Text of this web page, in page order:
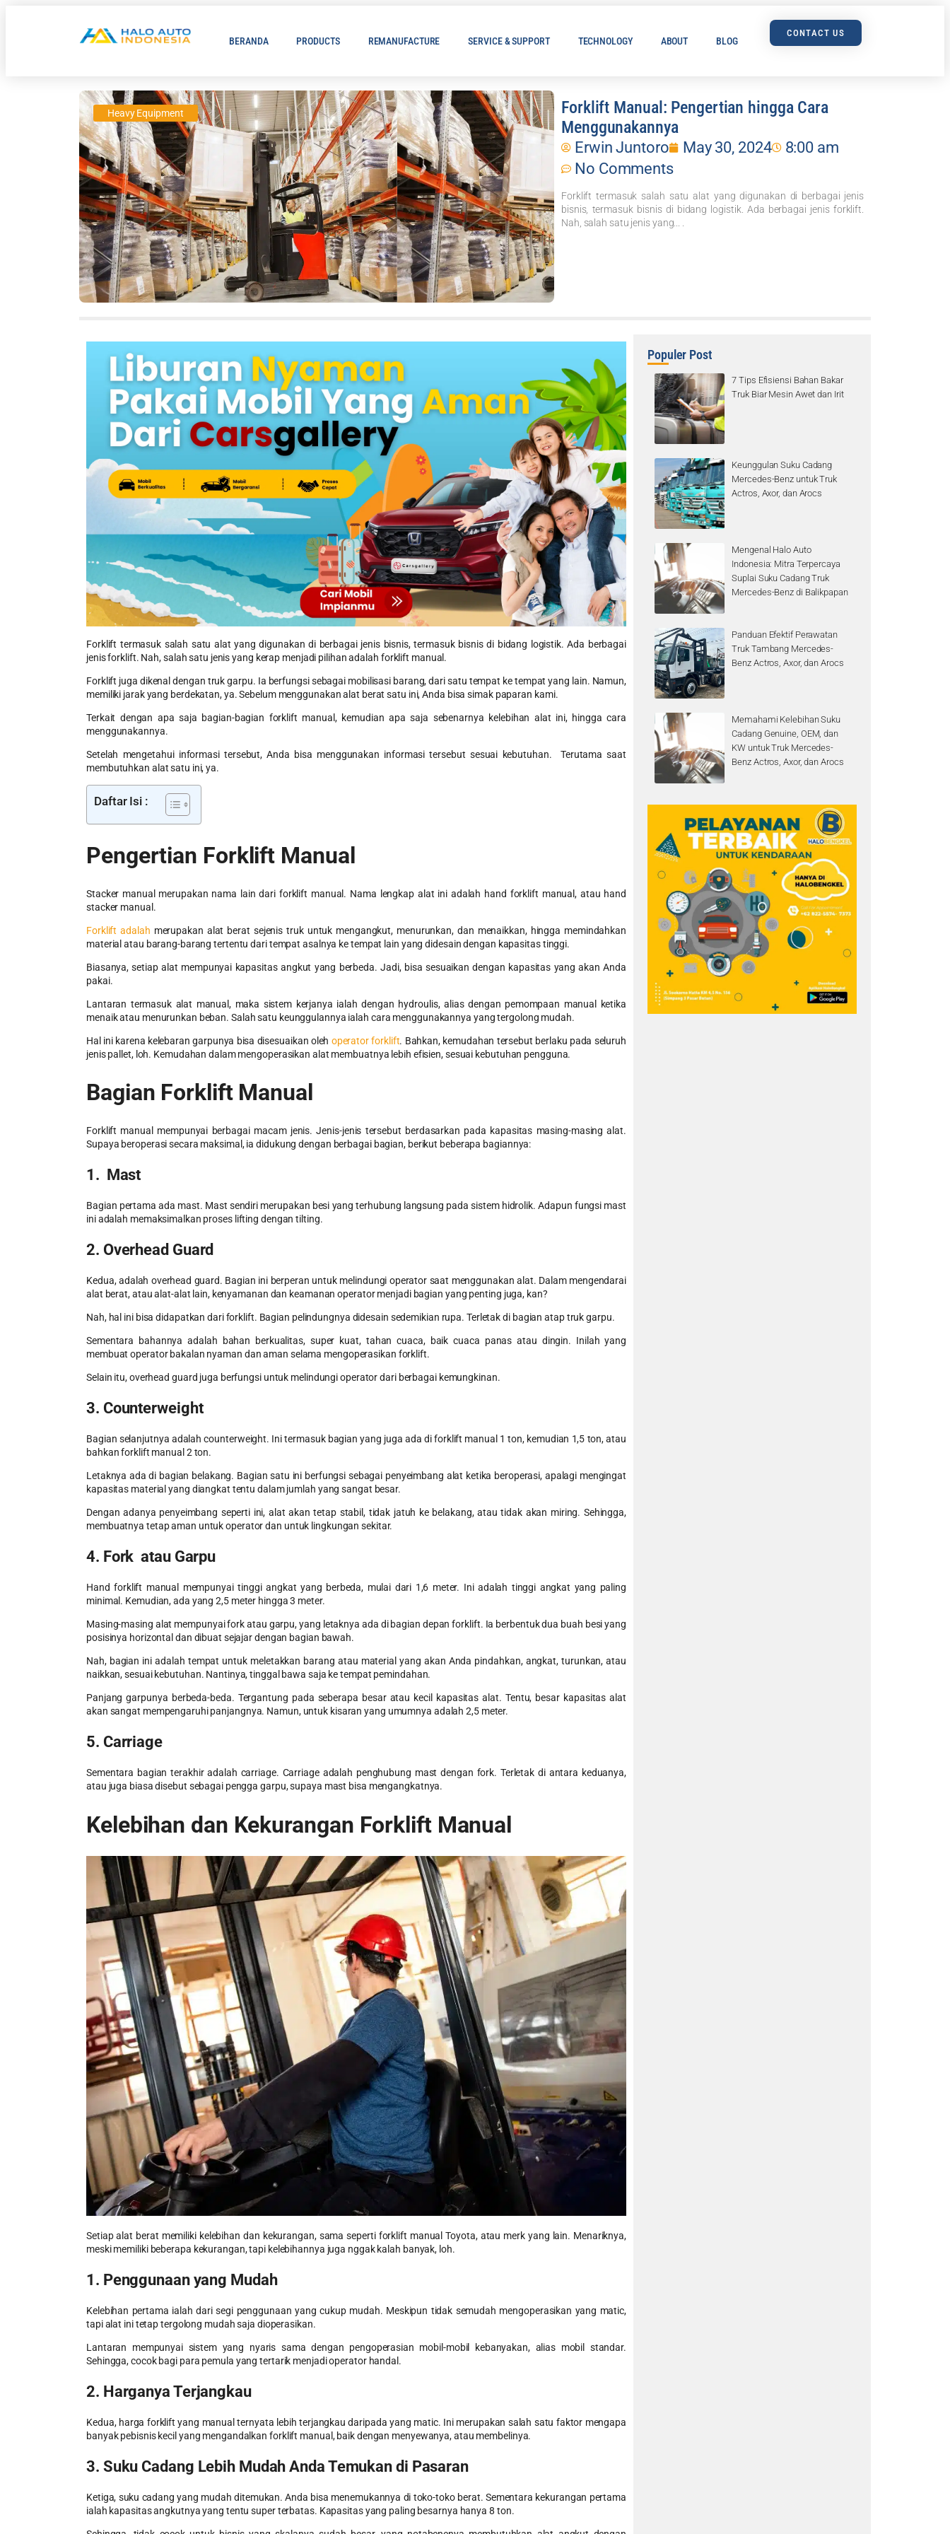
BERANDA PRODUCTS REMANUFACTURE SERVICE & SUPPORT TECHNOLOGY ABOUT BLOG
CONTACT US
Heavy Equipment
Forklift Manual: Pengertian hingga Cara
Menggunakannya
Erwin Juntoro May 30, 2024
8:00 am
No Comments
Forklift termasuk salah satu alat yang digunakan di berbagai jenis
bisnis, termasuk bisnis di bidang logistik. Ada berbagai jenis forklift.
Nah, salah satu jenis yang... .
Forklift termasuk salah satu alat yang digunakan di berbagai jenis bisnis, termasuk bisnis di bidang logistik. Ada berbagai
jenis forklift. Nah, salah satu jenis yang kerap menjadi pilihan adalah forklift manual .
Forklift juga dikenal dengan truk garpu. Ia berfungsi sebagai mobilisasi barang, dari satu tempat ke tempat yang lain. Namun,
memiliki jarak yang berdekatan, ya. Sebelum menggunakan alat berat satu ini, Anda bisa simak paparan kami.
Terkait dengan apa saja bagian-bagian forklift manual, kemudian apa saja sebenarnya kelebihan alat ini, hingga cara
menggunakannya.
Setelah mengetahui informasi tersebut, Anda bisa menggunakan informasi tersebut sesuai kebutuhan. Terutama saat
membutuhkan alat satu ini, ya.
Daftar Isi :
Pengertian Forklift Manual
Stacker manual merupakan nama lain dari forklift manual. Nama lengkap alat ini adalah hand forklift manual, atau hand
stacker manual.
Forklift adalah merupakan alat berat sejenis truk untuk mengangkut, menurunkan, dan menaikkan, hingga memindahkan
material atau barang-barang tertentu dari tempat asalnya ke tempat lain yang didesain dengan kapasitas tinggi.
Biasanya, setiap alat mempunyai kapasitas angkut yang berbeda. Jadi, bisa sesuaikan dengan kapasitas yang akan Anda
pakai.
Lantaran termasuk alat manual, maka sistem kerjanya ialah dengan hydroulis, alias dengan pemompaan manual ketika
menaik atau menurunkan beban. Salah satu keunggulannya ialah cara menggunakannya yang tergolong mudah.
Hal ini karena kelebaran garpunya bisa disesuaikan oleh operator forklift. Bahkan, kemudahan tersebut berlaku pada seluruh
jenis pallet, loh. Kemudahan dalam mengoperasikan alat membuatnya lebih efisien, sesuai kebutuhan pengguna.
Bagian Forklift Manual
Forklift manual mempunyai berbagai macam jenis. Jenis-jenis tersebut berdasarkan pada kapasitas masing-masing alat.
Supaya beroperasi secara maksimal, ia didukung dengan berbagai bagian, berikut beberapa bagiannya:
1. Mast
Bagian pertama ada mast. Mast sendiri merupakan besi yang terhubung langsung pada sistem hidrolik. Adapun fungsi mast
ini adalah memaksimalkan proses lifting dengan tilting.
2. Overhead Guard
Kedua, adalah overhead guard. Bagian ini berperan untuk melindungi operator saat menggunakan alat. Dalam mengendarai
alat berat, atau alat-alat lain, kenyamanan dan keamanan operator menjadi bagian yang penting juga, kan?
Nah, hal ini bisa didapatkan dari forklift. Bagian pelindungnya didesain sedemikian rupa. Terletak di bagian atap truk garpu.
Sementara bahannya adalah bahan berkualitas, super kuat, tahan cuaca, baik cuaca panas atau dingin. Inilah yang
membuat operator bakalan nyaman dan aman selama mengoperasikan forklift.
Selain itu, overhead guard juga berfungsi untuk melindungi operator dari berbagai kemungkinan.
3. Counterweight
Bagian selanjutnya adalah counterweight. Ini termasuk bagian yang juga ada diforklift manual 1 ton, kemudian 1,5 ton, atau
bahkanforklift manual 2 ton.
Letaknya ada di bagian belakang. Bagian satu ini berfungsi sebagai penyeimbang alat ketika beroperasi, apalagi mengingat
kapasitas material yang diangkat tentu dalam jumlah yang sangat besar.
Dengan adanya penyeimbang seperti ini, alat akan tetap stabil, tidak jatuh ke belakang, atau tidak akan miring. Sehingga,
membuatnya tetap aman untuk operator dan untuk lingkungan sekitar.
4. Fork atau Garpu
Hand forklift manual
mempunyai tinggi angkat yang berbeda, mulai dari 1,6 meter. Ini adalah tinggi angkat yang paling
minimal. Kemudian, ada yang 2,5 meter hingga 3 meter.
Masing-masing alat mempunyai fork atau garpu, yang letaknya ada di bagian depan forklift. Ia berbentuk dua buah besi yang
posisinya horizontal dan dibuat sejajar dengan bagian bawah.
Nah, bagian ini adalah tempat untuk meletakkan barang atau material yang akan Anda pindahkan, angkat, turunkan, atau
naikkan, sesuai kebutuhan. Nantinya, tinggal bawa saja ke tempat pemindahan.
Panjang garpunya berbeda-beda. Tergantung pada seberapa besar atau kecil kapasitas alat. Tentu, besar kapasitas alat
akan sangat mempengaruhi panjangnya. Namun, untuk kisaran yang umumnya adalah 2,5 meter.
5. Carriage
Sementara bagian terakhir adalah carriage. Carriage adalah penghubung mast dengan fork. Terletak di antara keduanya,
atau juga biasa disebut sebagai pengga garpu, supaya mast bisa mengangkatnya.
Kelebihan dan Kekurangan Forklift Manual
Setiap alat berat memiliki kelebihan dan kekurangan, sama seperti forklift manual Toyota, atau merk yang lain. Menariknya,
meski memiliki beberapa kekurangan, tapi kelebihannya juga nggak kalah banyak, loh.
1. Penggunaan yang Mudah
Kelebihan pertama ialah dari segi penggunaan yang cukup mudah. Meskipun tidak semudah mengoperasikan yang matic,
tapi alat ini tetap tergolong mudah saja dioperasikan.
Lantaran mempunyai sistem yang nyaris sama dengan pengoperasian mobil-mobil kebanyakan, alias mobil standar.
Sehingga, cocok bagi para pemula yang tertarik menjadi operator handal.
2. Harganya Terjangkau
Kedua, harga forklift yang manual ternyata lebih terjangkau daripada yang matic. Ini merupakan salah satu faktor mengapa
banyak pebisnis kecil yang mengandalkan forklift manual , baik dengan menyewanya, atau membelinya.
3. Suku Cadang Lebih Mudah Anda Temukan di Pasaran
Ketiga, suku cadang yang mudah ditemukan. Anda bisa menemukannya di toko-toko berat. Sementara kekurangan pertama
ialah kapasitas angkutnya yang tentu super terbatas. Kapasitas yang paling besarnya hanya 8 ton.
Populer Post
7 Tips Efisiensi Bahan Bakar
Truk Biar Mesin Awet dan Irit
Keunggulan Suku Cadang
Mercedes-Benz untuk Truk
Actros, Axor, dan Arocs
Mengenal Halo Auto
Indonesia: Mitra Terpercaya
Suplai Suku Cadang Truk
Mercedes-Benz di Balikpapan
Panduan Efektif Perawatan
Truk Tambang Mercedes-
Benz Actros, Axor, dan Arocs
Memahami Kelebihan Suku
Cadang Genuine, OEM, dan
KW untuk Truk Mercedes-
Benz Actros, Axor, dan Arocs